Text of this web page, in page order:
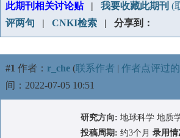
此期刊相关讨论贴| 我要收藏此期刊 (
评两句 | CNKI检索 | 分享到：
#1 作者： r_che (联系作者 | 作者点评过的
间：2022-07-05 10:51
研究方向: 地球科学 地质
投稿周期: 约3个月 录用情